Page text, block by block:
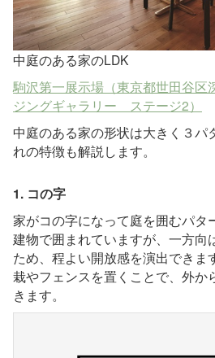
中庭のある家のLDK
駒沢第一展示場（東京都世田谷
ジングギャラリー ステージ2）
中庭のある家の形状は大きく３パ
れの特徴も解説します。
1. コの字
家がコの字になって庭を囲むパタ
建物で囲まれていますが、一方向
ため、程よい開放感を演出できま
栽やフェンスを置くことで、外か
きます。